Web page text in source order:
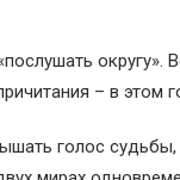
– в этом
голос